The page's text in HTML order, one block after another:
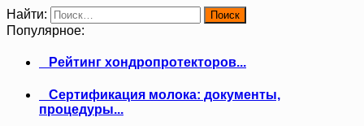
Найти:
Популярное:
Рейтинг хондропротекторов...
Сертификация молока: документы,
процедуры...